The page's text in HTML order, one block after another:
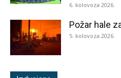
6. kolovoza 2026.
Požar hale
5. kolovoza 2026.